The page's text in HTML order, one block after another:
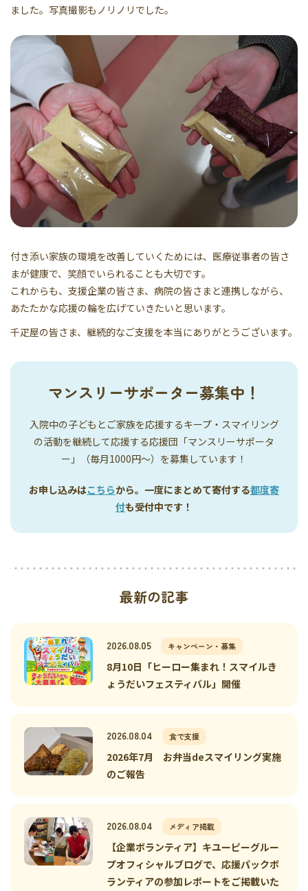
ました。写真撮影もノリノリでした。
付き添い家族の環境を改善していくためには、医療従事者の皆さ
まが健康で、笑顔でいられることも大切です。
これからも、支援企業の皆さま、病院の皆さまと連携しながら、
あたたかな応援の輪を広げていきたいと思います。
千疋屋の皆さま、継続的なご支援を本当にありがとうございます。
マンスリーサポーター募集中！
入院中の子どもとご家族を応援するキープ・スマイリング
の活動を継続して応援する応援団「マンスリーサポータ
ー」（毎月1000円〜）を募集しています！
お申し込みはこちらから。一度にまとめて寄付する都度寄
付も受付中です！
最新の記事
2026.08.05 キャンペーン・募集
8月10日「ヒーロー集まれ！スマイルき
ょうだいフェスティバル」開催
2026.08.04 食で支援
2026年7月 お弁当deスマイリング実施
のご報告
2026.08.04 メディア掲載
【企業ボランティア】キユーピーグルー
プオフィシャルブログで、応援パックボ
ランティアの参加レポートをご掲載いた